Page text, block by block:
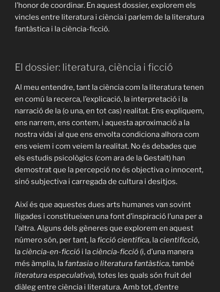
l’honor de coordinar. En aquest dossier, explorem els
vincles entre literatura i ciència i parlem de la literatura
fantàstica i la ciència-ficció.
El dossier: literatura, ciència i ficció
Al meu entendre, tant la ciència com la literatura tenen
en comú la recerca, l’explicació, la interpretació i la
narració de la (o una, en tot cas) realitat. Ens expliquem,
ens narrem, ens contem, i aquesta aproximació a la
nostra vida i al que ens envolta condiciona alhora com
ens veiem i com veiem la realitat. No és debades que
els estudis psicològics (com ara de la Gestalt) han
demostrat que la percepció no és objectiva o innocent,
sinó subjectiva i carregada de cultura i desitjos.
Així és que aquestes dues arts humanes van sovint
lligades i constitueixen una font d’inspiració l’una per a
l’altra. Alguns dels gèneres que explorem en aquest
número són, per tant, laficció científica, lacientificció,
laciència-en-ficció i laciència-ficció (i, d’una manera
més àmplia, lafantasiaoliteratura fantàstica, també
literatura especulativa), totes les quals són fruit del
diàleg entre ciència i literatura. Amb tot, d’entre